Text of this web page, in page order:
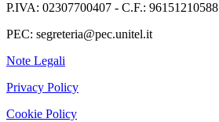
P.IVA: 02307700407 - C.F.: 96151210588
PEC: segreteria@pec.unitel.it
Note Legali
Privacy Policy
Cookie Policy